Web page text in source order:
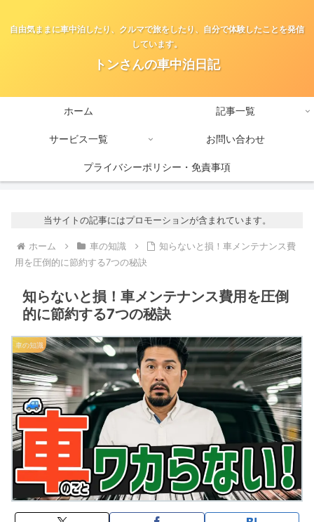
自由気ままに車中泊したり、クルマで旅をしたり、自分で体験したことを発信
しています。
トンさんの車中泊日記
ホーム 記事一覧
サービス一覧 お問い合わせ
プライバシーポリシー・免責事項
当サイトの記事にはプロモーションが含まれています。
ホーム 車の知識
知らないと損！車メンテナンス費
用を圧倒的に節約する7つの秘訣
知らないと損！車メンテナンス費用を圧倒
的に節約する7つの秘訣
車の知識